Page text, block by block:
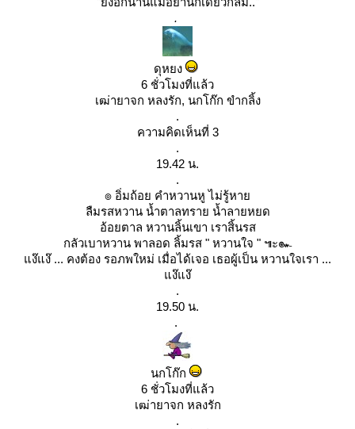
.
ดุหยง
6 ชั่วโมงที่แล้ว
เฒ่ายาจก หลงรัก, นกโก๊ก ขำกลิ้ง
.
ความคิดเห็นที่ 3
.
19.42 น.
.
๏ อิ่มถ้อย คำหวานหู ไม่รู้หา
ลืมรสหวาน น้ำตาลทราย น้ำลายหยด
อ้อยตาล หวานลิ้นเขา เราสิ้นรส
กลัวเบาหวาน พาลอด ลิ้มรส " หวานใจ " ๚ะ๛
ง๊แง๊ ... คงต้อง รอภพใหม่ เมื่อได้เจอ เธอผู้เป็น หวานใจเรา ...
ง๊แง๊
.
19.50 น.
.
นกโก๊ก
6 ชั่วโมงที่แล้ว
เฒ่ายาจก หลงรัก
.